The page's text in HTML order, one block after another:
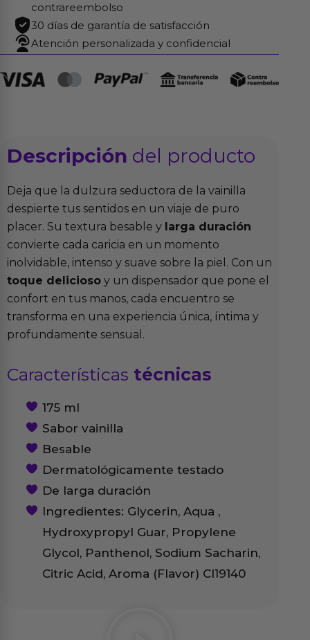
contrareembolso
30 días de garantía de satisfacción
Atención personalizada y confidencial
Descripción del producto
Deja que la dulzura seductora de la vainilla
despierte tus sentidos en un viaje de puro
placer. Su textura besable y larga duración
convierte cada caricia en un momento
inolvidable, intenso y suave sobre la piel. Con un
toque delicioso y un dispensador que pone el
confort en tus manos, cada encuentro se
transforma en una experiencia única, íntima y
profundamente sensual.
Características técnicas
175 ml
Sabor vainilla
Besable
Dermatológicamente testado
De larga duración
Ingredientes: Glycerin, Aqua ,
Hydroxypropyl Guar, Propylene
Glycol, Panthenol, Sodium Sacharin,
Citric Acid, Aroma (Flavor) CI19140